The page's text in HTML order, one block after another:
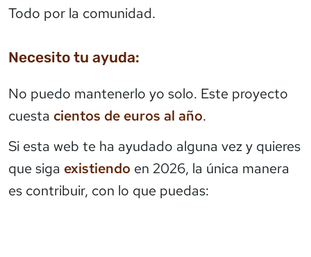
Todo por la comunidad.
Necesito tu ayuda:
No puedo mantenerlo yo solo. Este proyecto
cuesta cientos de euros al año.
Si esta web te ha ayudado alguna vez y quieres
que siga existiendo en 2026, la única manera
es contribuir, con lo que puedas: